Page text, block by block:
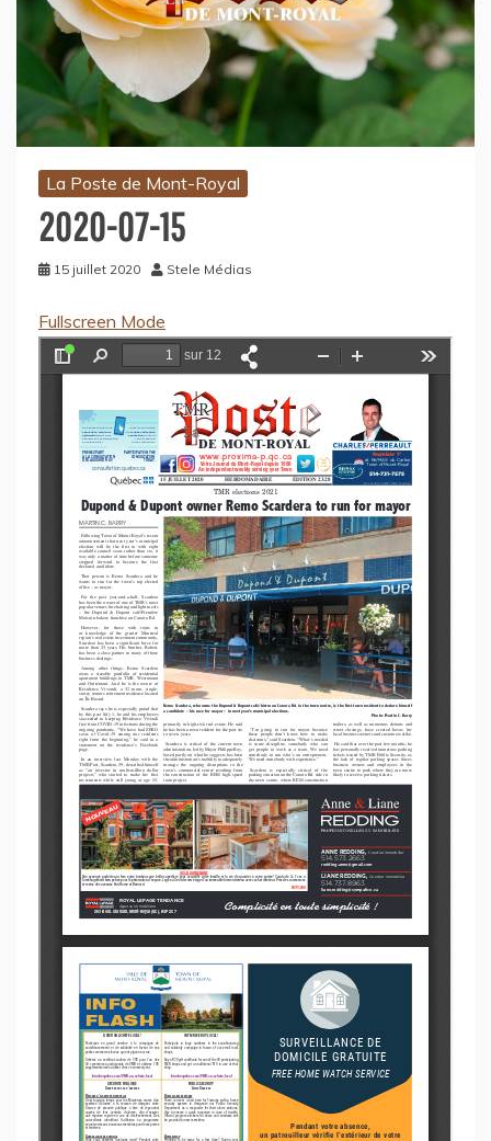
La Poste de Mont-Royal
2020-07-15
15 juillet 2020 Stele Médias
Fullscreen Mode